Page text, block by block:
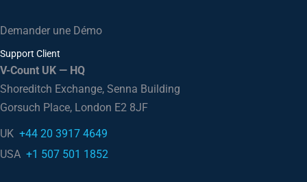
Demander une Démo
Support Client
V-Count UK — HQ
Shoreditch Exchange, Senna Building
Gorsuch Place, London E2 8JF
UK +44 20 3917 4649
USA +1 507 501 1852